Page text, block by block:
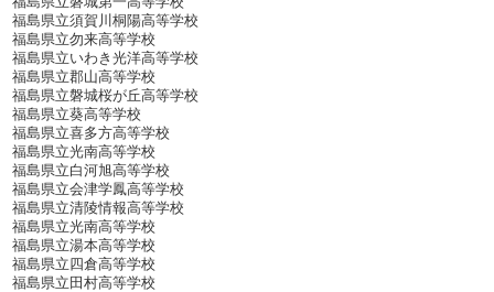
福島県立須賀川桐陽高等学校
福島県立勿来高等学校
福島県立いわき光洋高等学校
福島県立郡山高等学校
福島県立磐城桜が丘高等学校
福島県立葵高等学校
福島県立喜多方高等学校
福島県立光南高等学校
福島県立白河旭高等学校
福島県立会津学鳳高等学校
福島県立清陵情報高等学校
福島県立光南高等学校
福島県立湯本高等学校
福島県立四倉高等学校
福島県立田村高等学校